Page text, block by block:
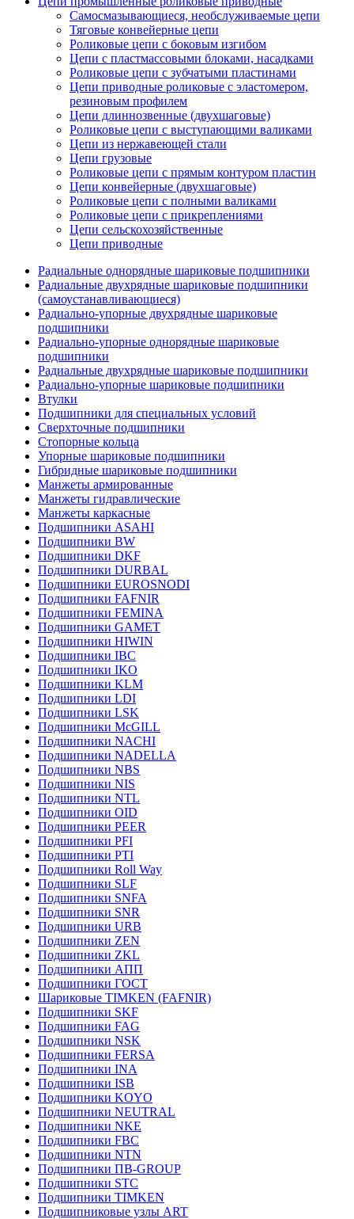
Самосмазывающиеся, необслуживаемые цепи
Тяговые конвейерные цепи
Роликовые цепи с боковым изгибом
Цепи с пластмассовыми блоками, насадками
Роликовые цепи с зубчатыми пластинами
Цепи приводные роликовые с эластомером,
резиновым профилем
Цепи длиннозвенные (двухшаговые)
Роликовые цепи с выступающими валиками
Цепи из нержавеющей стали
Цепи грузовые
Роликовые цепи с прямым контуром пластин
Цепи конвейерные (двухшаговые)
Роликовые цепи с полными валиками
Роликовые цепи с прикреплениями
Цепи сельскохозяйственные
Цепи приводные
Радиальные однорядные шариковые подшипники
Радиальные двухрядные шариковые подшипники
(самоустанавливающиеся)
Радиально-упорные двухрядные шариковые
подшипники
Радиально-упорные однорядные шариковые
подшипники
Радиальные двухрядные шариковые подшипники
Радиально-упорные шариковые подшипники
Втулки
Подшипники для специальных условий
Сверхточные подшипники
Стопорные кольца
Упорные шариковые подшипники
Гибридные шариковые подшипники
Манжеты армированные
Манжеты гидравлические
Манжеты каркасные
Подшипники ASAHI
Подшипники BW
Подшипники DKF
Подшипники DURBAL
Подшипники EUROSNODI
Подшипники FAFNIR
Подшипники FEMINA
Подшипники GAMET
Подшипники HIWIN
Подшипники IBC
Подшипники IKO
Подшипники KLM
Подшипники LDI
Подшипники LSK
Подшипники McGILL
Подшипники NACHI
Подшипники NADELLA
Подшипники NBS
Подшипники NIS
Подшипники NTL
Подшипники OID
Подшипники PEER
Подшипники PFI
Подшипники PTI
Подшипники Roll Way
Подшипники SLF
Подшипники SNFA
Подшипники SNR
Подшипники URB
Подшипники ZEN
Подшипники ZKL
Подшипники АПП
Подшипники ГОСТ
Шариковые ТІMKEN (FAFNIR)
Подшипники SKF
Подшипники FAG
Подшипники NSK
Подшипники FERSA
Подшипники INA
Подшипники ISB
Подшипники KOYO
Подшипники NEUTRAL
Подшипники NKE
Подшипники FBC
Подшипники NTN
Подшипники ПВ-GROUP
Подшипники STC
Подшипники TIMKEN
Подшипниковые узлы ART